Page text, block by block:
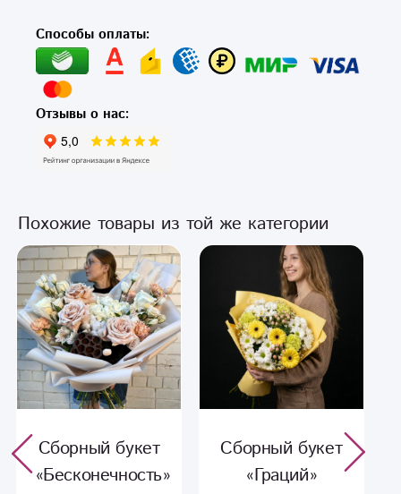
Способы оплаты:
Отзывы о нас:
Похожие товары из той же категории
Сборный букет
«Бесконечность»
Сборный букет
«Граций»